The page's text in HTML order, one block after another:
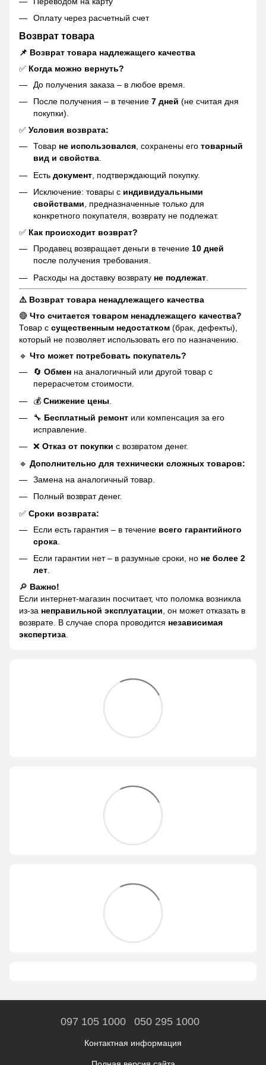
Оплату через расчетный счет
Возврат товара
📌 Возврат товара надлежащего качества
✅ Когда можно вернуть?
До получения заказа – в любое время.
После получения – в течение 7 дней (не считая дня
покупки).
✅ Условия возврата:
Товар не использовался, сохранены его товарный
вид и свойства.
Есть документ , подтверждающий покупку.
Исключение: товары с индивидуальными
свойствами , предназначенные только для
конкретного покупателя, возврату не подлежат.
✅ Как происходит возврат?
Продавец возвращает деньги в течение 10 дней
после получения требования.
Расходы на доставку возврату не подлежат
⚠️ Возврат товара ненадлежащего качества
🔴 Что считается товаром ненадлежащего качества?
Товар с существенным недостатком (брак, дефекты),
который не позволяет использовать его по назначению.
🔹 Что может потребовать покупатель?
🔄 Обмен на аналогичный или другой товар с
перерасчетом стоимости.
💰 Снижение цены
🔧 Бесплатный ремонт или компенсация за его
исправление.
❌ Отказ от покупки с возвратом денег.
🔹 Дополнительно для технически сложных товаров:
Замена на аналогичный товар.
Полный возврат денег.
✅ Сроки возврата:
Если есть гарантия – в течение всего гарантийного
срока
Если гарантии нет – в разумные сроки, но не более 2
лет
🔎 Важно!
Если интернет-магазин посчитает, что поломка возникла
из-за неправильной эксплуатации, он может отказать в
возврате. В случае спора проводится независимая
экспертиза.
097 105 1000 050 295 1000
Контактная информация